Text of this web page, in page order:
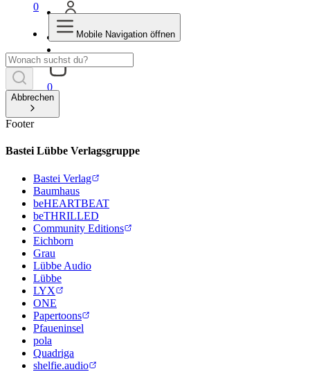
0
0
Mobile Navigation öffnen
Abbrechen
Footer
Bastei Lübbe Verlagsgruppe
Bastei Verlag
Baumhaus
beHEARTBEAT
beTHRILLED
Community Editions
Eichborn
Grau
Lübbe Audio
Lübbe
LYX
ONE
Papertoons
Pfaueninsel
pola
Quadriga
shelfie.audio